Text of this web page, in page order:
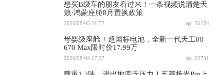
想买B级车的朋友看过来！一条视频说清楚天
籁·鸿蒙座舱8月置换政策
2026/08/05 21:57 36254
母婴级座舱 + 超国标电池，全新一代天工08
670 Max限时价17.99万
2026/08/03 17:37 33781